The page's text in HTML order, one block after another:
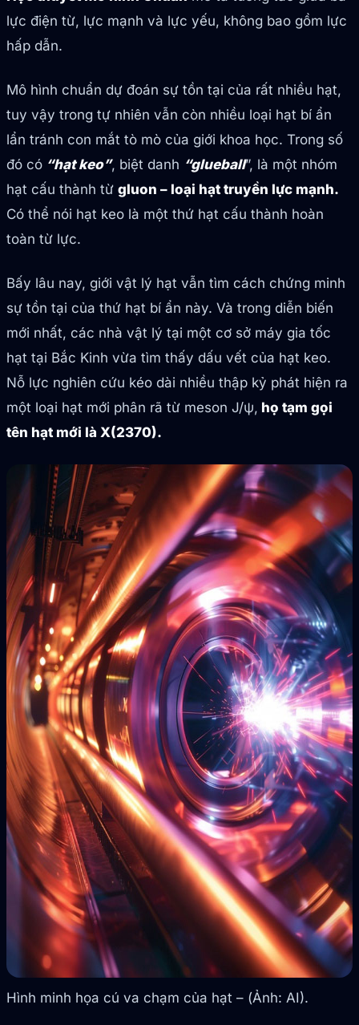
lực điện từ, lực mạnh và lực yếu, không bao gồm lực
hấp dẫn.
Mô hình chuẩn dự đoán sự tồn tại của rất nhiều hạt,
tuy vậy trong tự nhiên vẫn còn nhiều loại hạt bí ẩn
lẩn tránh con mắt tò mò của giới khoa học. Trong số
đó có “hạt keo”, biệt danh “glueball”, là một nhóm
hạt cấu thành từ gluon – loại hạt truyền lực mạnh.
Có thể nói hạt keo là một thứ hạt cấu thành hoàn
toàn từ lực.
Bấy lâu nay, giới vật lý hạt vẫn tìm cách chứng minh
sự tồn tại của thứ hạt bí ẩn này. Và trong diễn biến
mới nhất, các nhà vật lý tại một cơ sở máy gia tốc
hạt tại Bắc Kinh vừa tìm thấy dấu vết của hạt keo.
Nỗ lực nghiên cứu kéo dài nhiều thập kỷ phát hiện ra
một loại hạt mới phân rã từ meson J/ψ, họ tạm gọi
tên hạt mới là X(2370).
Hình minh họa cú va chạm của hạt – (Ảnh: AI).